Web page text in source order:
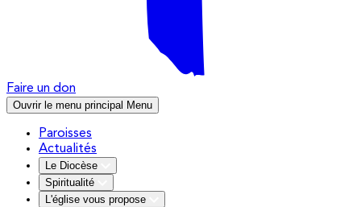
Faire un don
Ouvrir le menu principal Menu
Paroisses
Actualités
Le Diocèse
Spiritualité
L'église vous propose